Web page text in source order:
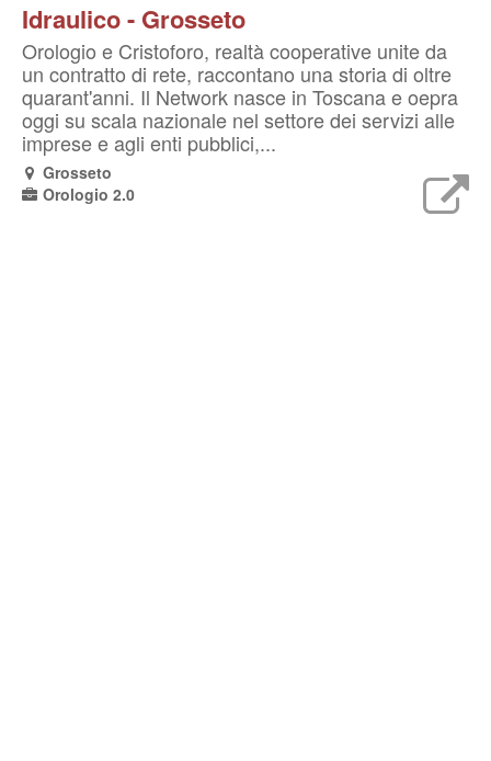
Idraulico - Grosseto
Orologio e Cristoforo, realtà cooperative unite da
un contratto di rete, raccontano una storia di oltre
quarant'anni. Il Network nasce in Toscana e oepra
oggi su scala nazionale nel settore dei servizi alle
imprese e agli enti pubblici,...
Grosseto
Orologio 2.0